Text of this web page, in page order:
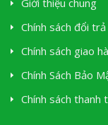
Giới thiệu chung
Chính sách đổi trả
Chính sách giao
Chính Sách Bảo
Chính sách thanh